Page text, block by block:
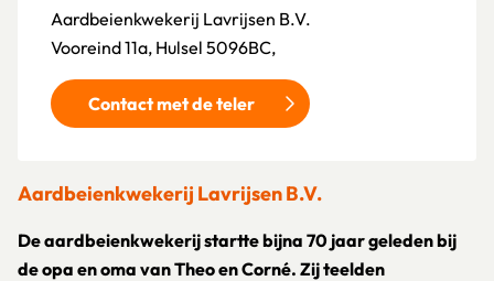
Aardbeienkwekerij Lavrijsen B.V.
Vooreind 11a, Hulsel 5096BC,
Contact met de teler
Aardbeienkwekerij Lavrijsen B.V.
De aardbeienkwekerij startte bijna 70 jaar geleden bij
de opa en oma van Theo en Corné. Zij teelden